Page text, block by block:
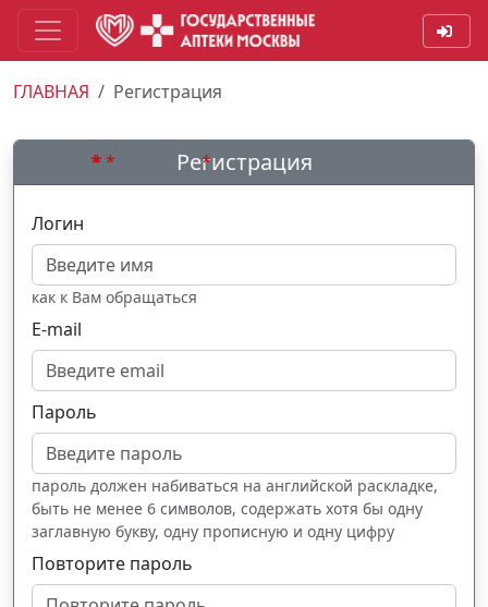
ГЛАВНАЯ Регистрация
Регистрация
Логин
как к Вам обращаться
E-mail
Пароль
пароль должен набиваться на английской раскладке,
быть не менее 6 символов, содержать хотя бы одну
заглавную букву, одну прописную и одну цифру
Повторите пароль